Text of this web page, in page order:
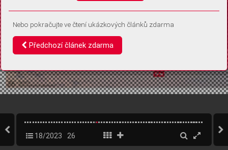
18/2023 26
Nebo pokračujte ve čtení ukázkových článků zdarma
Předchozí článek zdarma